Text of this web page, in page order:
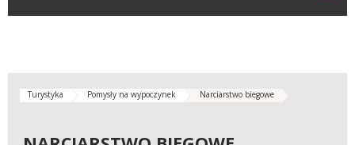
Turystyka Pomysły na wypoczynek Narciarstwo biegowe